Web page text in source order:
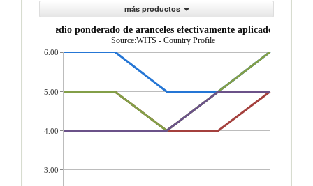
más productos
Source:WITS - Country Profile
6.00
5.00
4.00
3.00